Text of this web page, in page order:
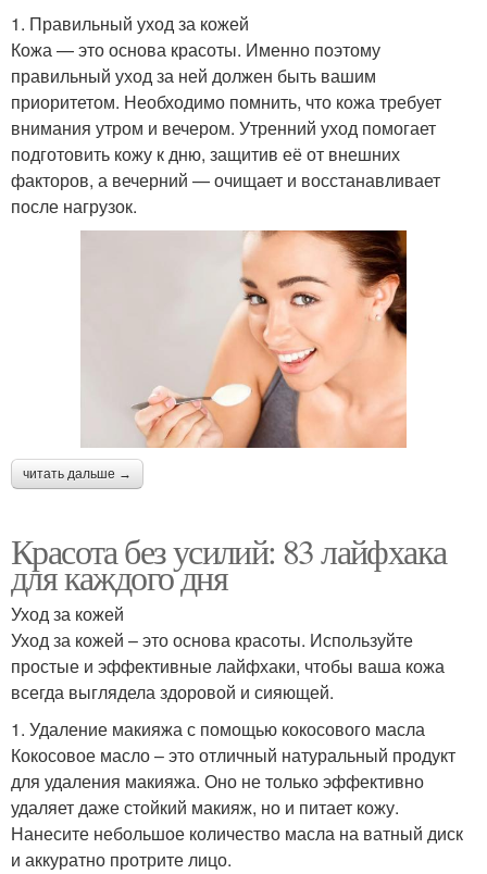
1. Правильный уход за кожей
Кожа — это основа красоты. Именно поэтому
правильный уход за ней должен быть вашим
приоритетом. Необходимо помнить, что кожа требует
внимания утром и вечером. Утренний уход помогает
подготовить кожу к дню, защитив её от внешних
факторов, а вечерний — очищает и восстанавливает
после нагрузок.
читать дальше →
Красота без усилий: 83 лайфхака
для каждого дня
Уход за кожей
Уход за кожей – это основа красоты. Используйте
простые и эффективные лайфхаки, чтобы ваша кожа
всегда выглядела здоровой и сияющей.
1. Удаление макияжа с помощью кокосового масла
Кокосовое масло – это отличный натуральный продукт
для удаления макияжа. Оно не только эффективно
удаляет даже стойкий макияж, но и питает кожу.
Нанесите небольшое количество масла на ватный диск
и аккуратно протрите лицо.